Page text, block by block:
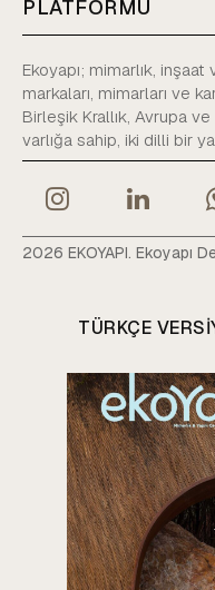
PLATFORMU
Ekoyapı; mimarlık,
markaları, mimarları ve
Birleşik Krallık, Avrupa
varlığa sahip, iki dilli bir
2026 EKOYAPI. Ekoyapı
TÜRKÇE